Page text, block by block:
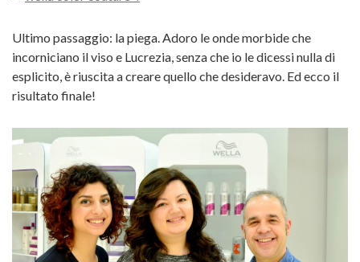
Ultimo passaggio: la piega. Adoro le onde morbide che
incorniciano il viso e Lucrezia, senza che io le dicessi nulla di
esplicito, è riuscita a creare quello che desideravo. Ed ecco il
risultato finale!